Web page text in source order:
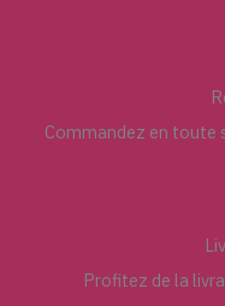
Commandez en toute
Profitez de la